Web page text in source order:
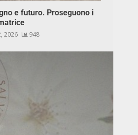
e futuro. Proseguono i
2026 948